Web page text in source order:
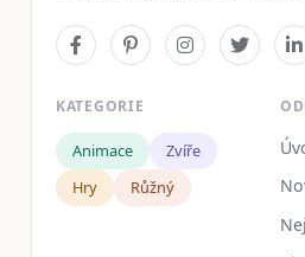
KATEGORIE
Animace
Zvíře
Hry
Růžný